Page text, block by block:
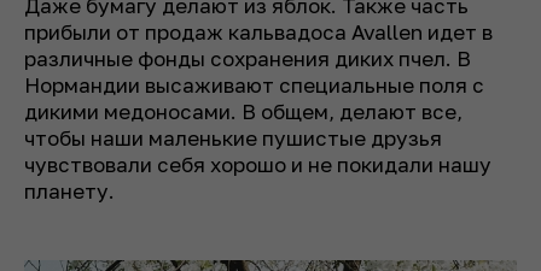
Даже бумагу делают из яблок. Также часть
прибыли от продаж кальвадоса Avallen идет в
различные фонды сохранения диких пчел. В
Нормандии высаживают специальные поля с
дикими медоносами. В общем, делают все,
чтобы наши маленькие пушистые друзья
чувствовали себя хорошо и не покидали нашу
планету.